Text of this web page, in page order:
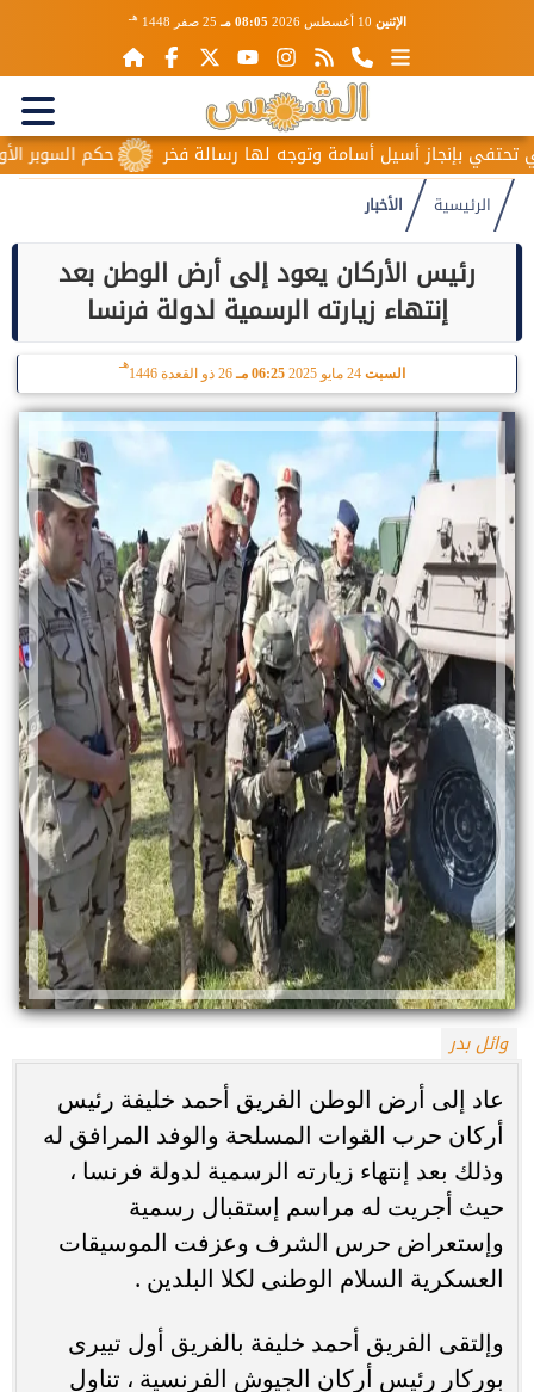
الإثنين 08:05 مـ 25 صفر 1448 هـ
حكم السوبر الأوروبي عمر أسامة وتوجه لها رسالة فخر
الرئيسية الأخبار
رئيس الأركان يعود إلى أرض الوطن بعد
إنتهاء زيارته الرسمية لدولة فرنسا
السبت 06:25 مـ 26 ذو القعدة 1446
هـ
وائل بدر
عاد إلى أرض الوطن الفريق أحمد خليفة رئيس
أركان حرب القوات المسلحة والوفد المرافق له
وذلك بعد إنتهاء زيارته الرسمية لدولة فرنسا ،
حيث أجريت له مراسم إستقبال رسمية
وإستعراض حرس الشرف وعزفت الموسيقات
العسكرية السلام الوطنى لكلا البلدين .
وإلتقى الفريق أحمد خليفة بالفريق أول تييرى
بوركار رئيس أركان الجيوش الفرنسية ، تناول